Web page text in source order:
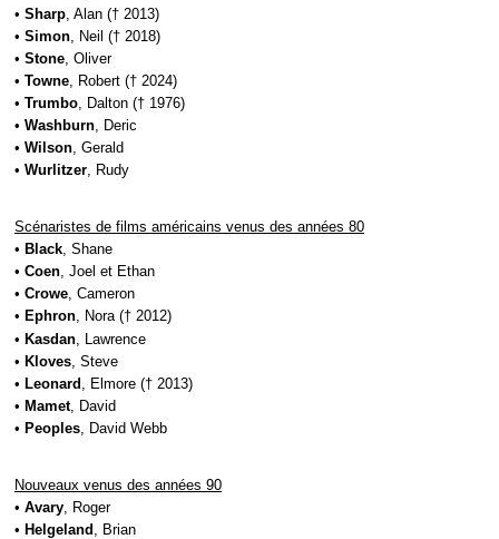
• Sharp, Alan († 2013)
• Simon, Neil († 2018)
• Stone, Oliver
• Towne, Robert († 2024)
• Trumbo, Dalton († 1976)
• Washburn, Deric
• Wilson, Gerald
• Wurlitzer, Rudy
Scénaristes de films américains venus des années 80
• Black , Shane
• Coen , Joel et Ethan
• Crowe , Cameron
• Ephron , Nora († 2012)
• Kasdan , Lawrence
• Kloves , Steve
• Leonard
, Elmore († 2013)
• Mamet, David
• Peoples , David Webb
Nouveaux venus des années 90
• Avary , Roger
• Helgeland , Brian